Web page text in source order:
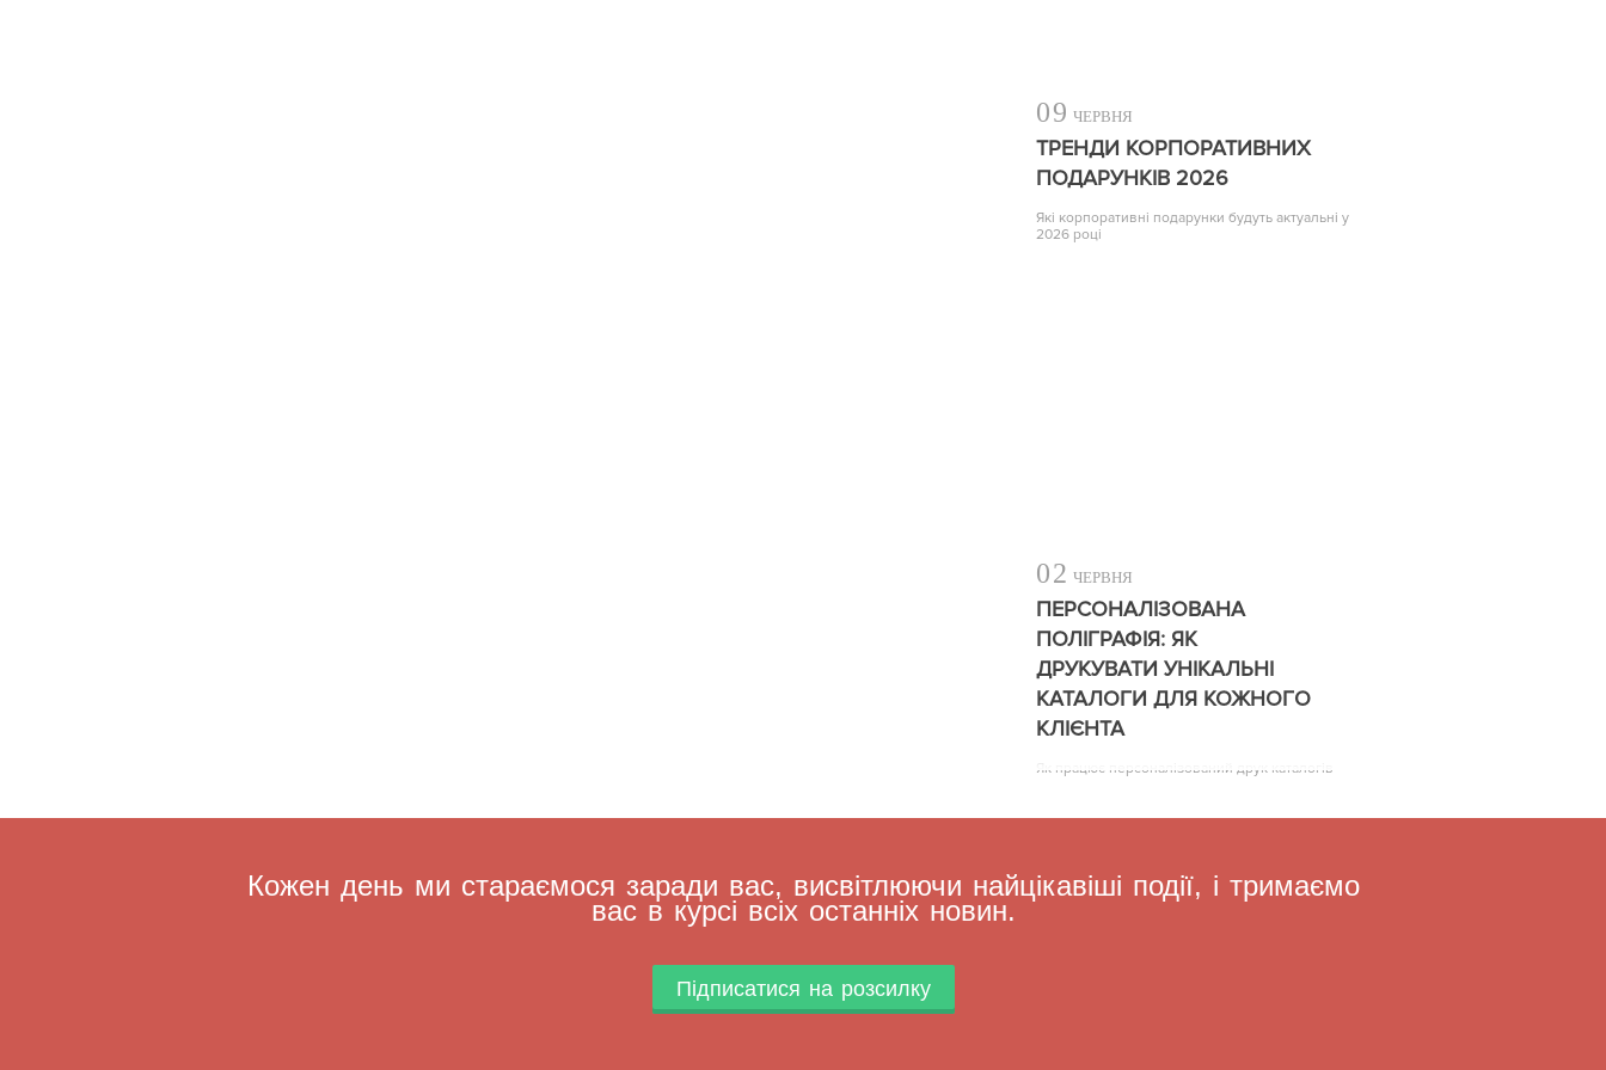
09 ЧЕРВНЯ
ТРЕНДИ КОРПОРАТИВНИХ
ПОДАРУНКІВ 2026
Які корпоративні подарунки будуть актуальні у
2026 році
02 ЧЕРВНЯ
ПЕРСОНАЛІЗОВАНА
ПОЛІГРАФІЯ: ЯК
ДРУКУВАТИ УНІКАЛЬНІ
КАТАЛОГИ ДЛЯ КОЖНОГО
КЛІЄНТА
Як працює персоналізований друк каталогів
Кожен день ми стараємося заради вас, висвітлюючи найцікавіші події, і тримаємо
вас в курсі всіх останніх новин.
Підписатися на розсилку